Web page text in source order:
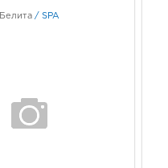
Белита / SPA